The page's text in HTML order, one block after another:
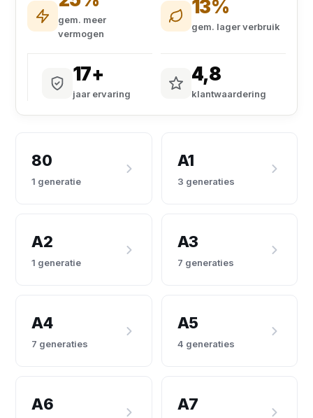
gem. meer
vermogen
13%
gem. lager verbruik
17+
jaar ervaring
4,8
klantwaardering
80
1 generatie
A1
3 generaties
A2
1 generatie
A3
7 generaties
A4
7 generaties
A5
4 generaties
A6 A7